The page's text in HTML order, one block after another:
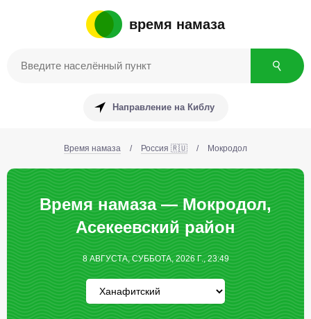
время намаза
Направление на Киблу
Время намаза / Россия 🇷🇺 / Мокродол
Время намаза — Мокродол,
Асекеевский район
8 АВГУСТА, СУББОТА, 2026 Г., 23:49